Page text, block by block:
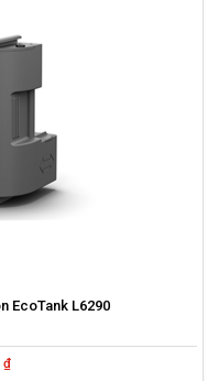
EcoTank L6290